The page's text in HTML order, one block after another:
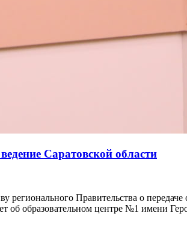
Саратовской области
Правительства о
об образовательном центре №1 имени